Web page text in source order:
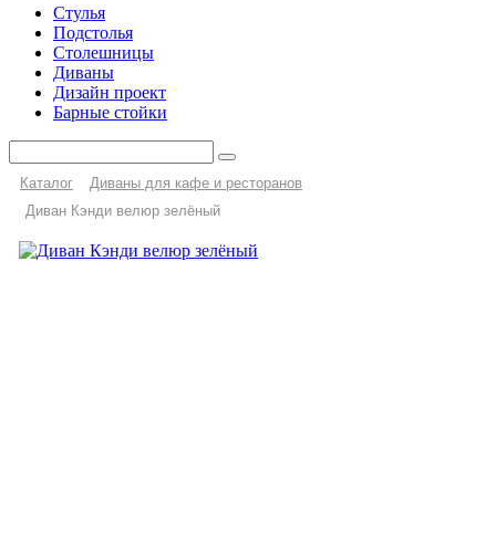
Стулья
Подстолья
Столешницы
Диваны
Дизайн проект
Барные стойки
Каталог
Диваны для кафе и ресторанов
Диван Кэнди велюр зелёный